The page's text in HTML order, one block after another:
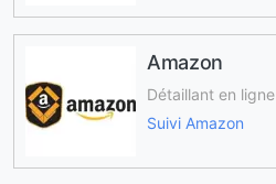
Amazon
Détaillant en ligne
Suivi Amazon